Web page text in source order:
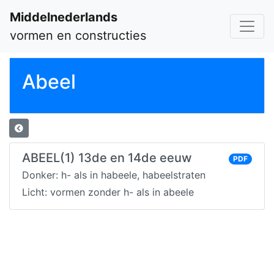
Middelnederlands
vormen en constructies
Abeel
ABEEL(1) 13de en 14de eeuw PDF
Donker: h- als in habeele, habeelstraten
Licht: vormen zonder h- als in abeele